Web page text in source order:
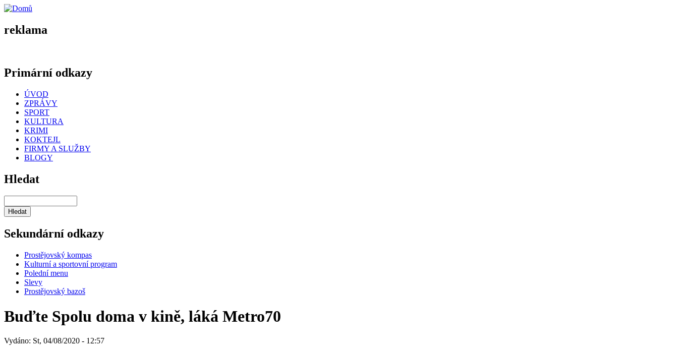
reklama
Primární odkazy
ÚVOD
ZPRÁVY
SPORT
KULTURA
KRIMI
KOKTEJL
FIRMY A SLUŽBY
BLOGY
Hledat
Sekundární odkazy
Prostějovský kompas
Kulturní a sportovní program
Polední menu
Slevy
Prostějovský bazoš
Buďte Spolu doma v kině, láká Metro70
Vydáno: St, 04/08/2020 - 12:57